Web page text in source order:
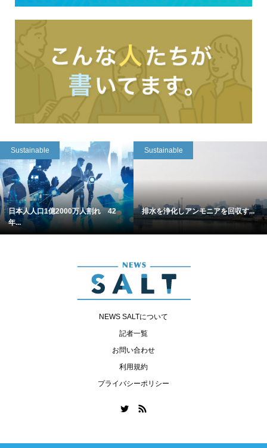
Sustainable
日本人人口1億2000万人割れ 42
年...
Sustainable
排水を浄化しアンモニアを回収す...
NEWS SALTについて
記者一覧
お問い合わせ
利用規約
プライバシーポリシー